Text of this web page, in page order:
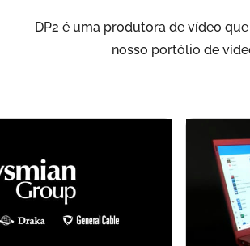
DP2 é uma produtora de vídeo
nosso portólio de